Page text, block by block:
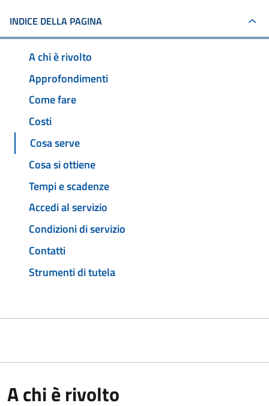
INDICE DELLA PAGINA
A chi è rivolto
Approfondimenti
Come fare
Costi
Cosa serve
Cosa si ottiene
Tempi e scadenze
Accedi al servizio
Condizioni di servizio
Contatti
Strumenti di tutela
A chi è rivolto